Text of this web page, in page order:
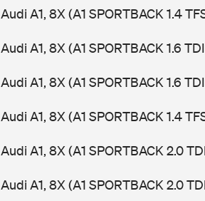
Audi A1, 8X (A1 SPORTBACK 1.4
Audi A1, 8X (A1 SPORTBACK 1.6
Audi A1, 8X (A1 SPORTBACK 1.6
Audi A1, 8X (A1 SPORTBACK 1.4
Audi A1, 8X (A1 SPORTBACK 2.0
Audi A1, 8X (A1 SPORTBACK 2.0